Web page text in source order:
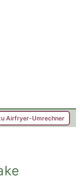
Airfryer-Umrechner